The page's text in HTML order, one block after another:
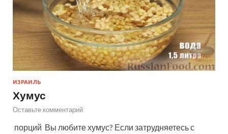
ИЗРАИЛЬ
Хумус
Оставьте комментарий
порций Вы любите хумус? Если затрудняетесь с